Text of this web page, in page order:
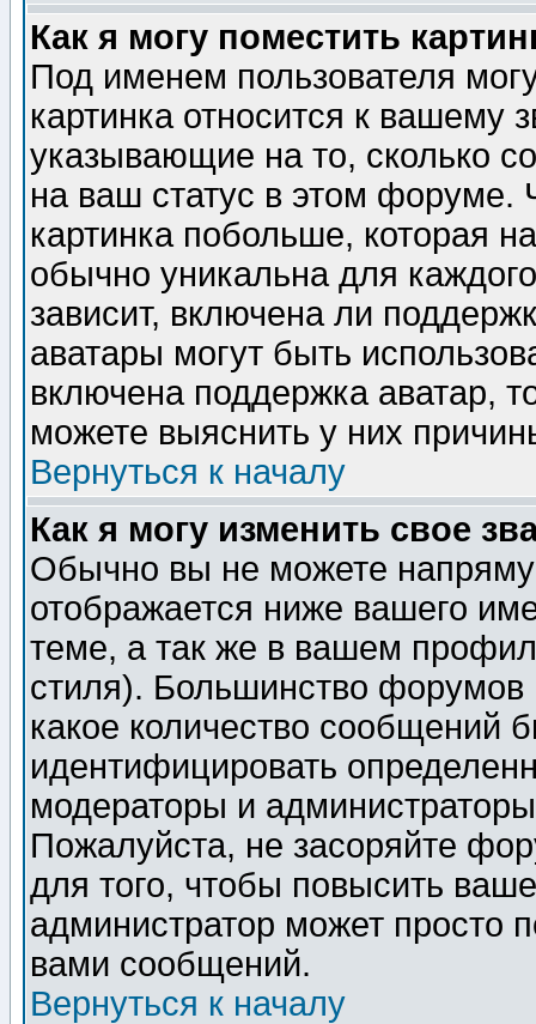
Как я могу поместить
Под именем пользователя
картинка относится к вашему
указывающие на то, сколько
на ваш статус в этом форуме.
картинка побольше, которая
обычно уникальна для
зависит, включена ли
аватары могут быть
включена поддержка аватар,
можете выяснить у них
Вернуться к началу
Как я могу изменить свое
Обычно вы не можете
отображается ниже вашего
теме, а так же в вашем
стиля). Большинство форумов
какое количество сообщений
идентифицировать
модераторы и
Пожалуйста, не засоряйте
для того, чтобы повысить
администратор может просто
вами сообщений.
Вернуться к началу